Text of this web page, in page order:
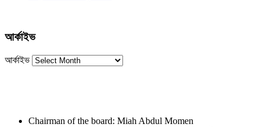
আর্কাইভ
আর্কাইভ
Chairman of the board: Miah Abdul Momen